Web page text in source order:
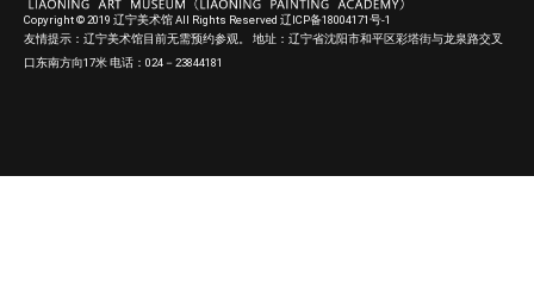
Copyright © 2019 辽宁美术馆 All Rights Reserved 辽ICP备18004171号-1
友情提示：辽宁美术馆目前无需预约参观。 地址：辽宁省沈阳市和平区彩塔街与龙泉路交叉
口东南方向17米 电话：024－23844181